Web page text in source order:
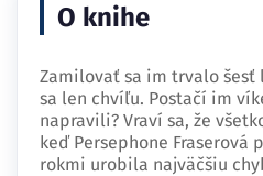
O knihe
Zamilovať sa im trvalo šesť
sa len chvíľu. Postačí im
napravili? Vraví sa, že
keď Persephone
rokmi urobila najväčšiu